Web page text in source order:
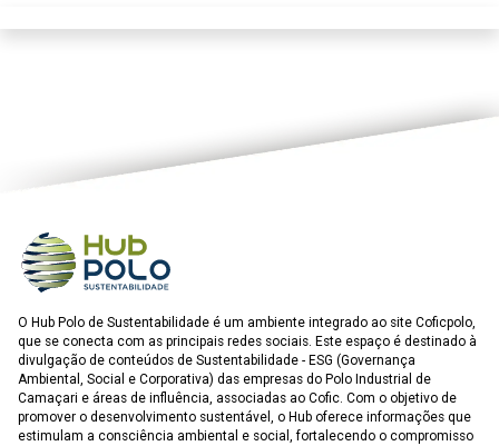
O Hub Polo de Sustentabilidade é um ambiente integrado ao site Coficpolo,
que se conecta com as principais redes sociais. Este espaço é destinado à
divulgação de conteúdos de Sustentabilidade - ESG (Governança
Ambiental, Social e Corporativa) das empresas do Polo Industrial de
Camaçari e áreas de influência, associadas ao Cofic. Com o objetivo de
promover o desenvolvimento sustentável, o Hub oferece informações que
estimulam a consciência ambiental e social, fortalecendo o compromisso